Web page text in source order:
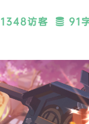
1348访客
91